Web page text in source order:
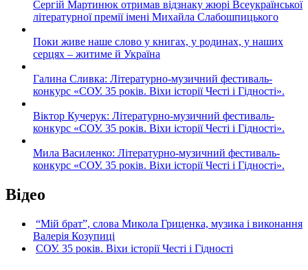
Сергій Мартинюк отримав відзнаку жюрі Всеукраїнської
літературної премії імені Михайла Слабошпицького
Поки живе наше слово у книгах, у родинах, у наших
серцях – житиме й Україна
Галина Сливка: Літературно-музичний фестиваль-
конкурс «СОУ. 35 років. Віхи історії Честі і Гідності».
Віктор Кучерук: Літературно-музичний фестиваль-
конкурс «СОУ. 35 років. Віхи історії Честі і Гідності».
Мила Василенко: Літературно-музичний фестиваль-
конкурс «СОУ. 35 років. Віхи історії Честі і Гідності».
Відео
“Мій брат”, слова Микола Гриценка, музика і виконання
Валерія Козупиці
СОУ. 35 років. Віхи історії Честі і Гідності